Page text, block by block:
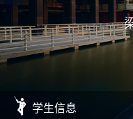
学生信息